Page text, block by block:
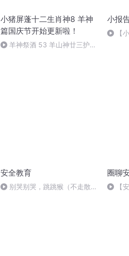
小猪屏蓬十二生肖神8 羊神
篇国庆节开始更新啦！
羊神祭酒 53 羊山神廿三护祭
小报
【
安全教育
别哭别哭，跳跳猴（不走散不
圈聊
【